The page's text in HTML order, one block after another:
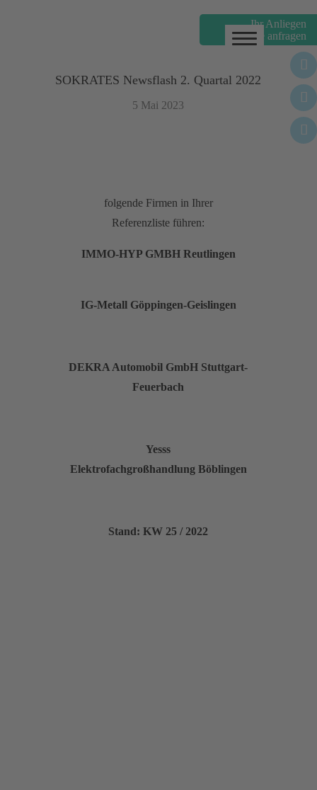
Gebäudemanagement
Ihr Anliegen
online anfragen
SOKRATES Newsflash 2. Quartal 2022
5 Mai 2023
folgende Firmen in Ihrer
Referenzliste führen:
IMMO-HYP GMBH Reutlingen
IG-Metall Göppingen-Geislingen
DEKRA Automobil GmbH Stuttgart-
Feuerbach
Yesss
Elektrofachgroßhandlung Böblingen
Stand: KW 25 / 2022